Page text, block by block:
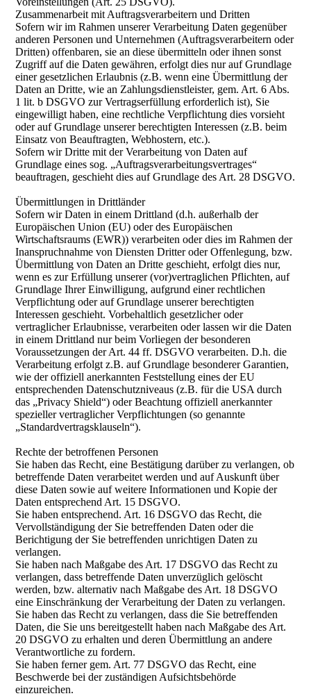
Zusammenarbeit mit Auftragsverarbeitern und Dritten
Sofern wir im Rahmen unserer Verarbeitung Daten gegenüber
anderen Personen und Unternehmen (Auftragsverarbeitern oder
Dritten) offenbaren, sie an diese übermitteln oder ihnen sonst
Zugriff auf die Daten gewähren, erfolgt dies nur auf Grundlage
einer gesetzlichen Erlaubnis (z.B. wenn eine Übermittlung der
Daten an Dritte, wie an Zahlungsdienstleister, gem. Art. 6 Abs.
1 lit. b DSGVO zur Vertragserfüllung erforderlich ist), Sie
eingewilligt haben, eine rechtliche Verpflichtung dies vorsieht
oder auf Grundlage unserer berechtigten Interessen (z.B. beim
Einsatz von Beauftragten, Webhostern, etc.).
Sofern wir Dritte mit der Verarbeitung von Daten auf
Grundlage eines sog. „Auftragsverarbeitungsvertrages“
beauftragen, geschieht dies auf Grundlage des Art. 28 DSGVO.
Übermittlungen in Drittländer
Sofern wir Daten in einem Drittland (d.h. außerhalb der
Europäischen Union (EU) oder des Europäischen
Wirtschaftsraums (EWR)) verarbeiten oder dies im Rahmen der
Inanspruchnahme von Diensten Dritter oder Offenlegung, bzw.
Übermittlung von Daten an Dritte geschieht, erfolgt dies nur,
wenn es zur Erfüllung unserer (vor)vertraglichen Pflichten, auf
Grundlage Ihrer Einwilligung, aufgrund einer rechtlichen
Verpflichtung oder auf Grundlage unserer berechtigten
Interessen geschieht. Vorbehaltlich gesetzlicher oder
vertraglicher Erlaubnisse, verarbeiten oder lassen wir die Daten
in einem Drittland nur beim Vorliegen der besonderen
Voraussetzungen der Art. 44 ff. DSGVO verarbeiten. D.h. die
Verarbeitung erfolgt z.B. auf Grundlage besonderer Garantien,
wie der offiziell anerkannten Feststellung eines der EU
entsprechenden Datenschutzniveaus (z.B. für die USA durch
das „Privacy Shield“) oder Beachtung offiziell anerkannter
spezieller vertraglicher Verpflichtungen (so genannte
„Standardvertragsklauseln“).
Rechte der betroffenen Personen
Sie haben das Recht, eine Bestätigung darüber zu verlangen, ob
betreffende Daten verarbeitet werden und auf Auskunft über
diese Daten sowie auf weitere Informationen und Kopie der
Daten entsprechend Art. 15 DSGVO.
Sie haben entsprechend. Art. 16 DSGVO das Recht, die
Vervollständigung der Sie betreffenden Daten oder die
Berichtigung der Sie betreffenden unrichtigen Daten zu
verlangen.
Sie haben nach Maßgabe des Art. 17 DSGVO das Recht zu
verlangen, dass betreffende Daten unverzüglich gelöscht
werden, bzw. alternativ nach Maßgabe des Art. 18 DSGVO
eine Einschränkung der Verarbeitung der Daten zu verlangen.
Sie haben das Recht zu verlangen, dass die Sie betreffenden
Daten, die Sie uns bereitgestellt haben nach Maßgabe des Art.
20 DSGVO zu erhalten und deren Übermittlung an andere
Verantwortliche zu fordern.
Sie haben ferner gem. Art. 77 DSGVO das Recht, eine
Beschwerde bei der zuständigen Aufsichtsbehörde
einzureichen.